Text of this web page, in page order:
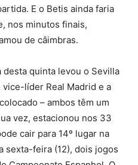
E o Betis ainda faria
nos minutos finais,
de câimbras.
quinta levou o Sevilla
líder Real Madrid e a
– ambos têm um
vez, estacionou nos 33
cair para 14º lugar na
sexta-feira (12), dois jogos